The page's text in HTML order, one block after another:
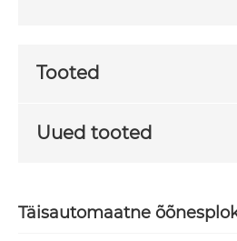
Tooted
Uued tooted
Täisautomaatne